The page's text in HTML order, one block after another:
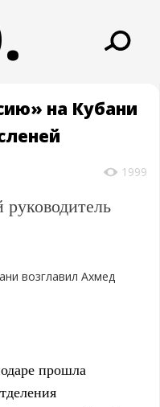
на Кубани
1999
руководитель
прошла